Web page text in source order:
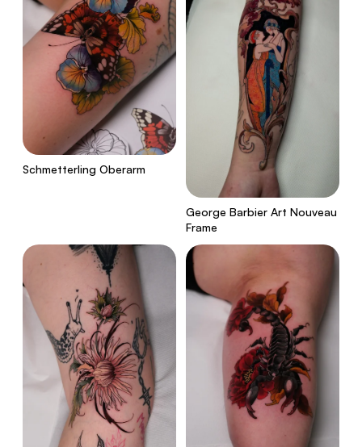
Schmetterling Oberarm
George Barbier Art Nouveau
Frame